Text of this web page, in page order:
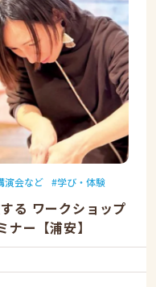
演会など 学び・体験
る ワークショップ
ー【浦安】